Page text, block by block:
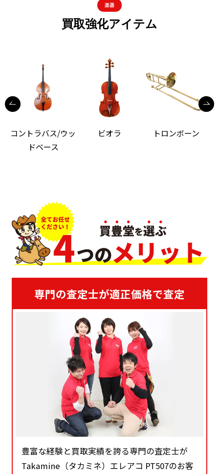
楽器
買取強化アイテム
コントラバス/ウッ
ドベース
ビオラ トロンボーン
専門の査定士が適正価格で査定
豊富な経験と買取実績を誇る専門の査定士が
Takamine（タカミネ）エレアコ PT507のお客